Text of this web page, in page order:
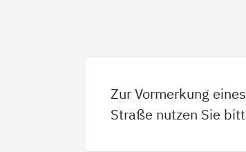
Zur Vormerkung
Straße nutzen Sie